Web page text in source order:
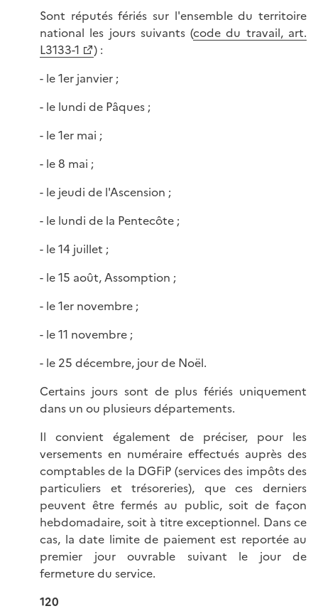
Sont réputés fériés sur l'ensemble du territoire
national les jours suivants (code du travail, art.
L3133-1
) :
- le 1er janvier ;
- le lundi de Pâques ;
- le 1er mai ;
- le 8 mai ;
- le jeudi de l'Ascension ;
- le lundi de la Pentecôte ;
- le 14 juillet ;
- le 15 août, Assomption ;
- le 1er novembre ;
- le 11 novembre ;
- le 25 décembre, jour de Noël.
Certains jours sont de plus fériés uniquement
dans un ou plusieurs départements.
Il convient également de préciser, pour les
versements en numéraire effectués auprès des
comptables de la DGFiP (services des impôts des
particuliers et trésoreries), que ces derniers
peuvent être fermés au public, soit de façon
hebdomadaire, soit à titre exceptionnel. Dans ce
cas, la date limite de paiement est reportée au
premier jour ouvrable suivant le jour de
fermeture du service.
120